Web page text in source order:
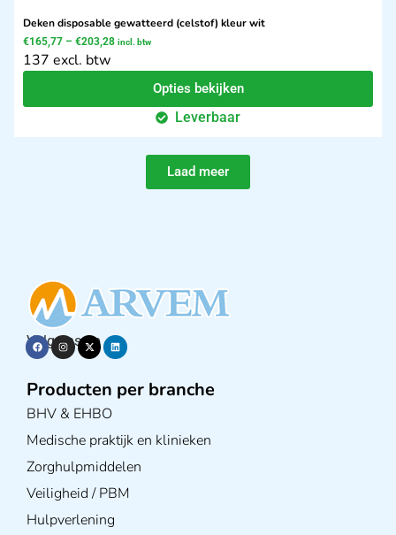
Deken disposable gewatteerd (celstof) kleur wit
€165,77 – €203,28 incl. btw
137 excl. btw
Opties bekijken
Leverbaar
Laad meer
Volg ons op
Producten per branche
BHV & EHBO
Medische praktijk en klinieken
Zorghulpmiddelen
Veiligheid / PBM
Hulpverlening